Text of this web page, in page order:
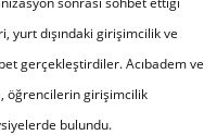
yurt dışındaki girişimcilik ve
gerçekleştirdiler. Acıbadem ve
öğrencilerin girişimcilik
bulundu.